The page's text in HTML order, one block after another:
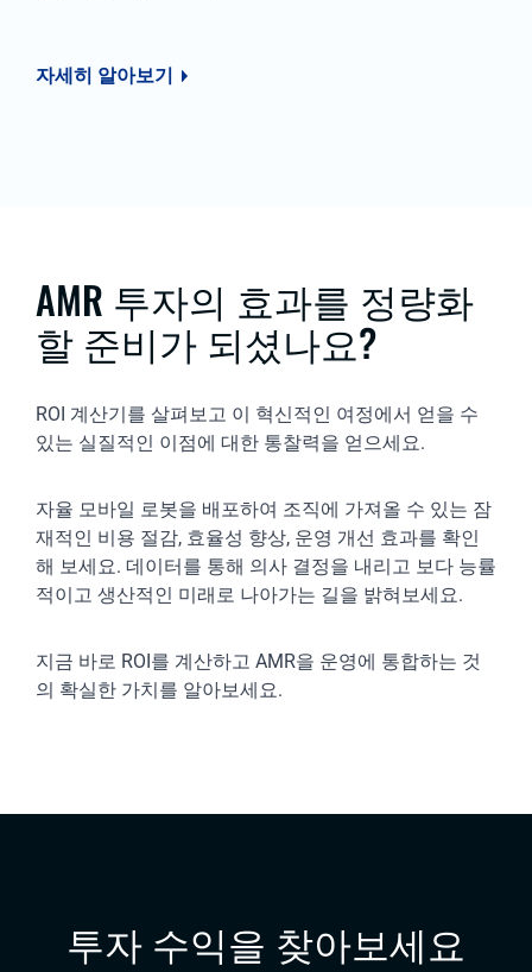
자세히 알아보기
AMR 투자의 효과를 정량화
할 준비가 되셨나요?
ROI 계산기를 살펴보고 이 혁신적인 여정에서 얻을 수
있는 실질적인 이점에 대한 통찰력을 얻으세요.
자율 모바일 로봇을 배포하여 조직에 가져올 수 있는 잠
재적인 비용 절감, 효율성 향상, 운영 개선 효과를 확인
해 보세요. 데이터를 통해 의사 결정을 내리고 보다 능률
적이고 생산적인 미래로 나아가는 길을 밝혀보세요.
지금 바로 ROI를 계산하고 AMR을 운영에 통합하는 것
의 확실한 가치를 알아보세요.
투자 수익을 찾아보세요